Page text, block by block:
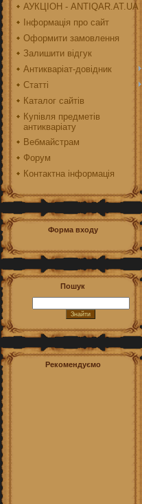
АУКЦІОН - ANTIQAR.AT.UA
Інформація про сайт
Оформити замовлення
Залишити відгук
Антикваріат-довідник
Статті
Каталог сайтів
Купівля предметів
антикваріату
Вебмайстрам
Форум
Контактна інформація
Форма входу
Пошук
Рекомендуємо